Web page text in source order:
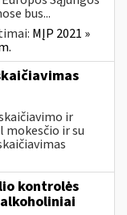
bus...
MĮP 2021 »
ir
mokesčio ir su
kontrolės